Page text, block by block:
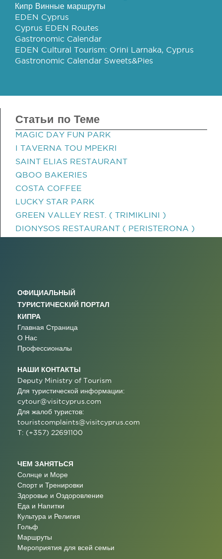
Кипр Винные маршруты
EDEN Cyprus
Cyprus EDEN Routes
Gastronomic Calendar
EDEN Cultural Tourism: Orini Larnaka, Cyprus
Gastronomic Calendar Sweets&Pies
Статьи по Теме
MAGIC DAY FUN PARK
I TAVERNA TOU MPEKRI
SAINT ELIAS RESTAURANT
QBOO BAKERIES
COSTA COFFEE
LUCKY STAR PARK
GREEN VALLEY REST. ( TRIMIKLINI )
DIONYSOS RESTAURANT ( PERISTERONA )
ОФИЦИАЛЬНЫЙ
ТУРИСТИЧЕСКИЙ ПОРТАЛ
КИПРА
Главная Страница
О Нас
Профессионалы
НАШИ КОНТАКТЫ
Deputy Ministry of Tourism
Для туристической информации:
cytour@visitcyprus.com
Для жалоб туристов:
touristcomplaints@visitcyprus.com
T: (+357) 22691100
ЧЕМ ЗАНЯТЬСЯ
Солнце и Море
Спорт и Тренировки
Здоровье и Оздоровление
Еда и Напитки
Культура и Религия
Гольф
Маршруты
Мероприятия для всей семьи